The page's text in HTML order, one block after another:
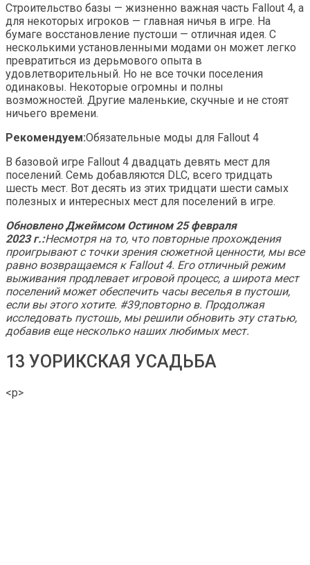
Строительство базы — жизненно важная часть Fallout 4, а
для некоторых игроков — главная ничья в игре. На
бумаге восстановление пустоши — отличная идея. С
несколькими установленными модами он может легко
превратиться из дерьмового опыта в
удовлетворительный. Но не все точки поселения
одинаковы. Некоторые огромны и полны
возможностей. Другие маленькие, скучные и не стоят
ничьего времени.
Рекомендуем:Обязательные моды для Fallout 4
В базовой игре Fallout 4 двадцать девять мест для
поселений. Семь добавляются DLC, всего тридцать
шесть мест. Вот десять из этих тридцати шести самых
полезных и интересных мест для поселений в игре.
Обновлено Джеймсом Остином 25 февраля
2023 г.:Несмотря на то, что повторные прохождения
проигрывают с точки зрения сюжетной ценности, мы все
равно возвращаемся к Fallout 4. Его отличный режим
выживания продлевает игровой процесс, а широта мест
поселений может обеспечить часы веселья в пустоши,
если вы этого хотите. #39;повторно в. Продолжая
исследовать пустошь, мы решили обновить эту статью,
добавив еще несколько наших любимых мест.
13 УОРИКСКАЯ УСАДЬБА
<р>